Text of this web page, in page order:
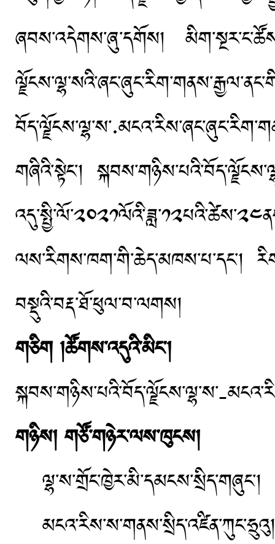
ཞབས་འདེགས་ཞུ་དགོས།
གཞིའི་སྟེང་།
ལས་རིགས་ཁག་གི་ཆེད་མཁས་པ་དང་།
བསྡུའི་བརྡ་ཐོ་ཕུལ་བ་ལགས།
གཅིག །ཚོགས་འདུའི་མིང་།
སྐབས་གཉིས་པའི་བོད་ལྗོངས་ལྷ་ས་-
གཉིས། གཙོ་གཉེར་ལས་ཁུངས།
ལྷ་ས་གྲོང་ཁྱེར་མི་དམངས་སྲིད་གཞུང་།
མངའ་རིས་ས་གནས་སྲིད་འཛིན་ཀུང་ཧྲུའུ།